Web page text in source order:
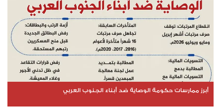
أبرز ممارسات حكومة الوصاية ضد أبناء الجنوب العربي